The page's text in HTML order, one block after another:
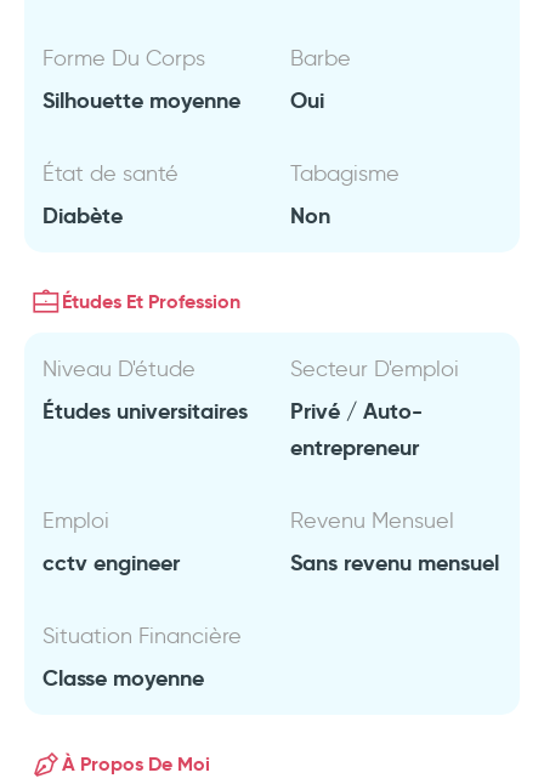
Forme Du Corps
Silhouette moyenne
Barbe
Oui
État de santé
Diabète
Tabagisme
Non
Études Et Profession
Niveau D'étude
Études universitaires
Secteur D'emploi
Privé / Auto-
entrepreneur
Emploi
cctv engineer
Revenu Mensuel
Sans revenu mensuel
Situation Financière
Classe moyenne
À Propos De Moi